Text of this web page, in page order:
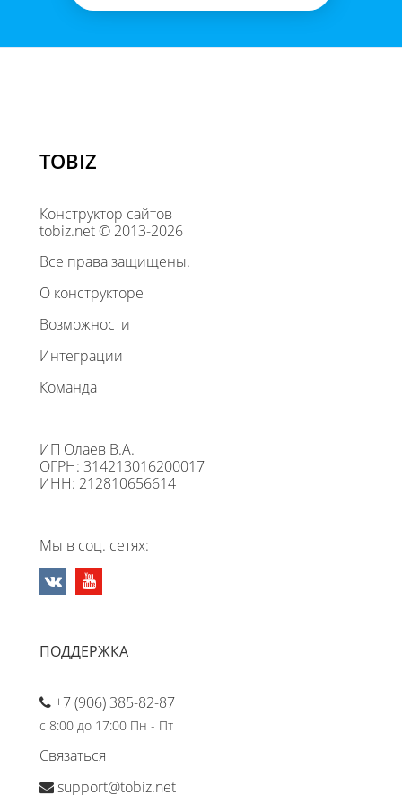
TOBIZ
Конструктор сайтов
tobiz.net © 2013-2026
Все права защищены.
О конструкторе
Возможности
Интеграции
Команда
ИП Олаев В.А.
ОГРН: 314213016200017
ИНН: 212810656614
Мы в соц. сетях:
ПОДДЕРЖКА
+7 (906) 385-82-87
с 8:00 до 17:00 Пн - Пт
Связаться
support@tobiz.net